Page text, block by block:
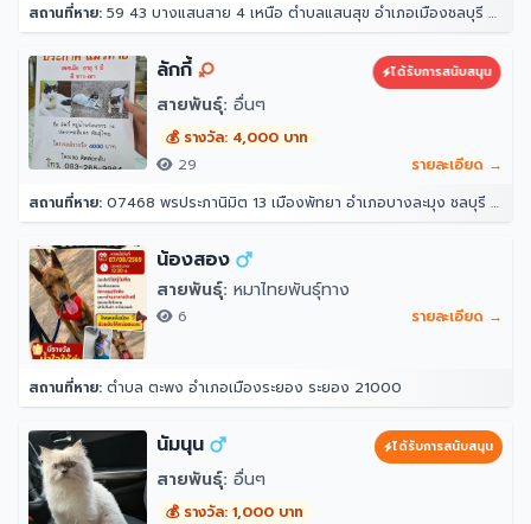
สถานที่หาย: 59 43 บางแสนสาย 4 เหนือ ตำบลแสนสุข อำเภอเมืองชลบุรี ชลบุรี 20130
ลักกี้ ได้รับการสนับสนุน
สายพันธุ์: อื่นๆ
💰 รางวัล: 4,000 บาท
29
รายละเอียด →
สถานที่หาย: 07468 พรประภานิมิต 13 เมืองพัทยา อำเภอบางละมุง ชลบุรี 20150
น้องสอง
สายพันธุ์: หมาไทยพันธุ์ทาง
6 รายละเอียด →
สถานที่หาย: ตำบล ตะพง อำเภอเมืองระยอง ระยอง 21000
นัมนุน ได้รับการสนับสนุน
สายพันธุ์: อื่นๆ
💰 รางวัล: 1,000 บาท